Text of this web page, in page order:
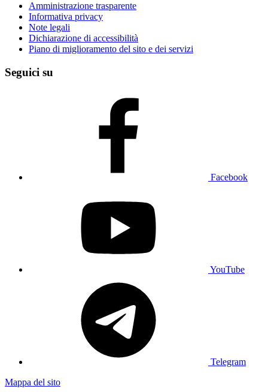
Amministrazione trasparente
Informativa privacy
Note legali
Dichiarazione di accessibilità
Piano di miglioramento del sito e dei servizi
Seguici su
Facebook
YouTube
Telegram
Mappa del sito